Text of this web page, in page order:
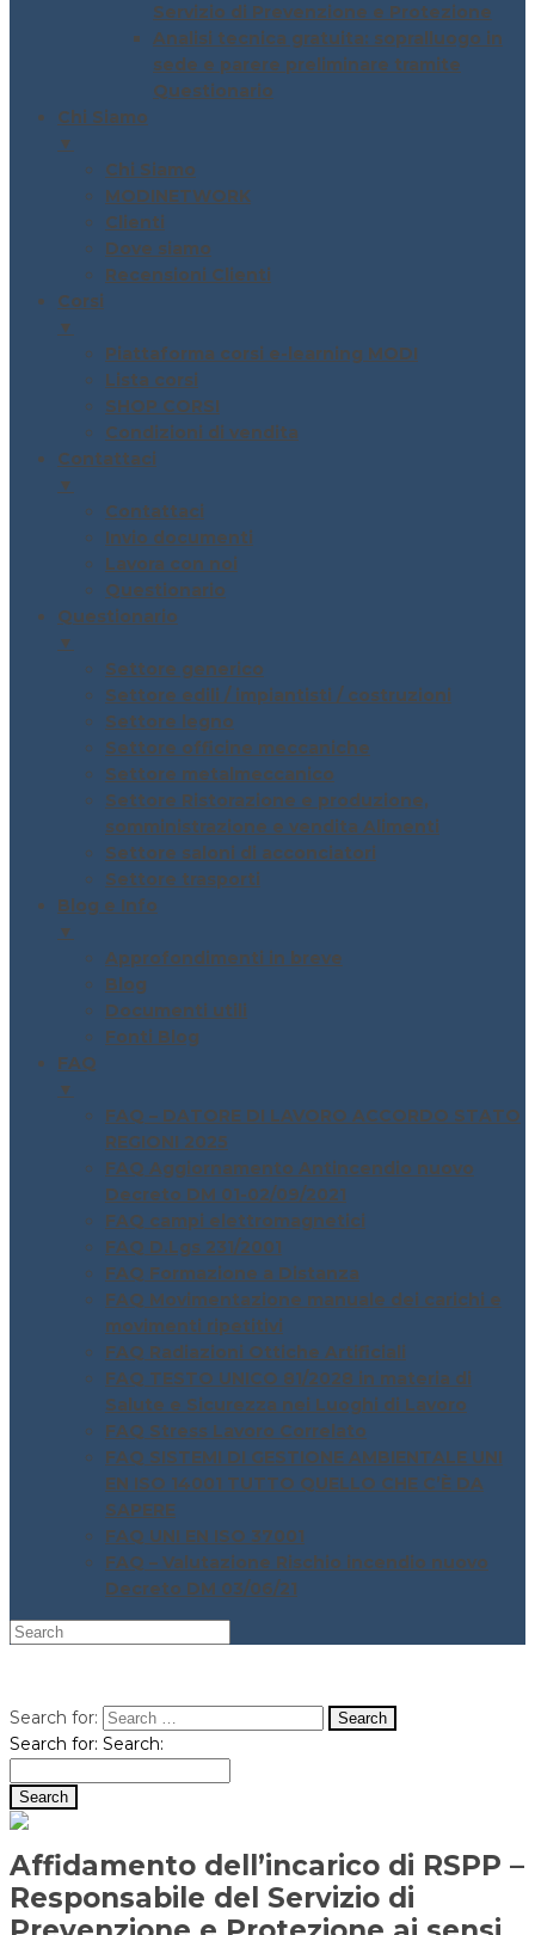
Servizio di Prevenzione e Protezione
Analisi tecnica gratuita: sopralluogo in
sede e parere preliminare tramite
Questionario
Chi Siamo
▼
Chi Siamo
MODINETWORK
Clienti
Dove siamo
Recensioni Clienti
Corsi
▼
Piattaforma corsi e-learning MODI
Lista corsi
SHOP CORSI
Condizioni di vendita
Contattaci
▼
Contattaci
Invio documenti
Lavora con noi
Questionario
Questionario
▼
Settore generico
Settore edili / impiantisti / costruzioni
Settore legno
Settore officine meccaniche
Settore metalmeccanico
Settore Ristorazione e produzione,
somministrazione e vendita Alimenti
Settore saloni di acconciatori
Settore trasporti
Blog e Info
▼
Approfondimenti in breve
Blog
Documenti utili
Fonti Blog
FAQ
▼
FAQ – DATORE DI LAVORO ACCORDO STATO
REGIONI 2025
FAQ Aggiornamento Antincendio nuovo
Decreto DM 01-02/09/2021
FAQ campi elettromagnetici
FAQ D.Lgs 231/2001
FAQ Formazione a Distanza
FAQ Movimentazione manuale dei carichi e
movimenti ripetitivi
FAQ Radiazioni Ottiche Artificiali
FAQ TESTO UNICO 81/2028 in materia di
Salute e Sicurezza nei Luoghi di Lavoro
FAQ Stress Lavoro Correlato
FAQ SISTEMI DI GESTIONE AMBIENTALE UNI
EN ISO 14001 TUTTO QUELLO CHE C’È DA
SAPERE
FAQ UNI EN ISO 37001
FAQ – Valutazione Rischio incendio nuovo
Decreto DM 03/06/21
Search for:
Search for: Search:
Affidamento dell’incarico di RSPP –
Responsabile del Servizio di